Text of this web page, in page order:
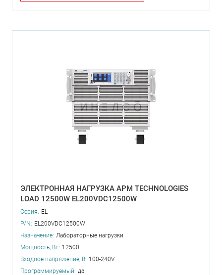
ЭЛЕКТРОННАЯ НАГРУЗКА APM TECHNOLOGIES
LOAD 12500W EL200VDC12500W
Серия: EL
P/N: EL200VDC12500W
Назначение: Лабораторные нагрузки
Мощность, Вт: 12500
Входное напряжение, В: 100-240V
Программируемый: да